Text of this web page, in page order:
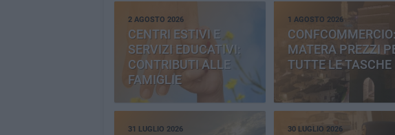
2 AGOSTO 2026
CENTRI ESTIVI E
SERVIZI EDUCATIVI:
CONTRIBUTI ALLE
FAMIGLIE
1 AGOSTO 2026
MATERA PREZZI
TUTTE LE TASCHE
31 LUGLIO 2026 30 LUGLIO 2026